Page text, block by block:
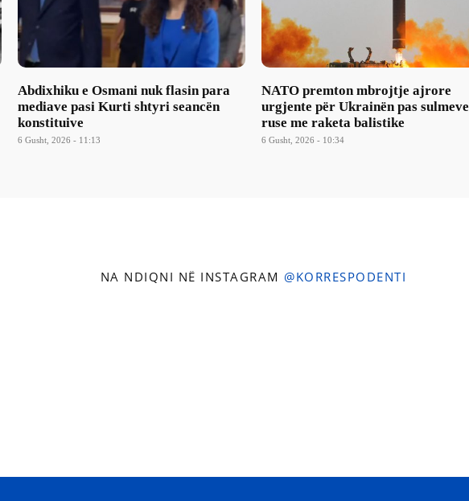
Abdixhiku e Osmani nuk flasin para
mediave pasi Kurti shtyri seancën
konstituive
6 Gusht, 2026 - 11:13
NATO premton mbrojtje ajrore
urgjente për Ukrainën pas sulmeve
ruse me raketa balistike
6 Gusht, 2026 - 10:34
NA NDIQNI NË INSTAGRAM @KORRESPODENTI